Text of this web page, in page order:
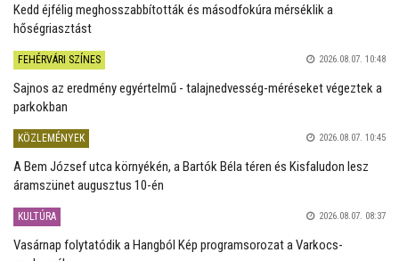
Kedd éjfélig meghosszabbították és másodfokúra mérséklik a
hőségriasztást
FEHÉRVÁRI SZÍNES 2026.08.07. 10:48
Sajnos az eredmény egyértelmű - talajnedvesség-méréseket végeztek a
parkokban
KÖZLEMÉNYEK 2026.08.07. 10:45
A Bem József utca környékén, a Bartók Béla téren és Kisfaludon lesz
áramszünet augusztus 10-én
KULTÚRA 2026.08.07. 08:37
Vasárnap folytatódik a Hangból Kép programsorozat a Varkocs-